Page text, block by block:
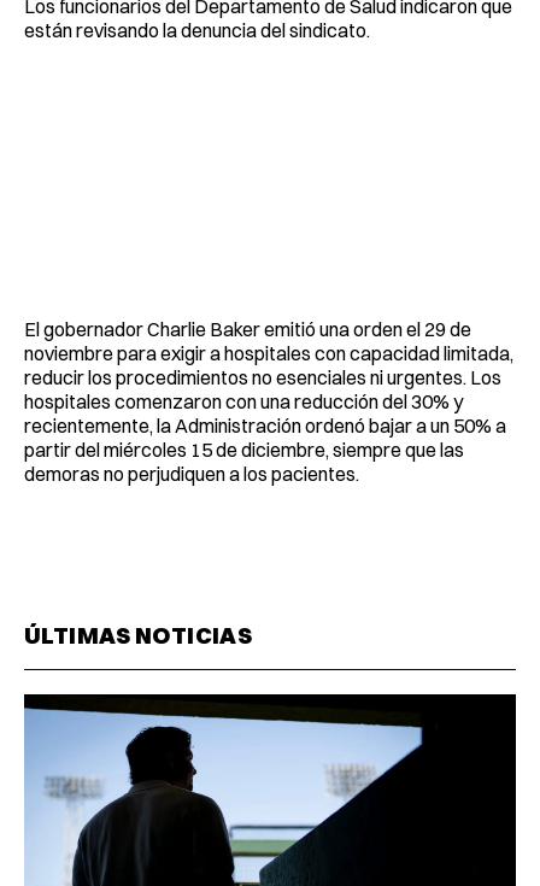
Los funcionarios del Departamento de Salud indicaron que
están revisando la denuncia del sindicato.
El gobernador Charlie Baker emitió una orden el 29 de
noviembre para exigir a hospitales con capacidad limitada,
reducir los procedimientos no esenciales ni urgentes. Los
hospitales comenzaron con una reducción del 30% y
recientemente, la Administración ordenó bajar a un 50% a
partir del miércoles 15 de diciembre, siempre que las
demoras no perjudiquen a los pacientes.
ÚLTIMAS NOTICIAS